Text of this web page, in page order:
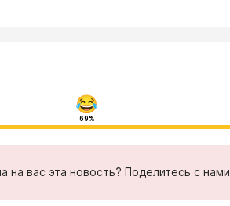
69%
на вас эта новость? Поделитесь с нами